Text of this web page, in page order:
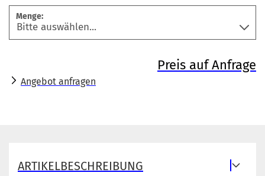
Menge:
Preis auf Anfrage
Angebot anfragen
ARTIKELBESCHREIBUNG